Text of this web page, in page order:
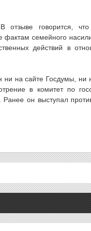
В отзыве говорится,
семейного
действий в
ни на сайте Госдумы, ни
в комитет по
он выступал